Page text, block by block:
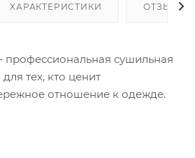
ХАРАКТЕРИСТИКИ ОТЗЫВЫ
профессиональная сушильная
тех, кто ценит
отношение к одежде.